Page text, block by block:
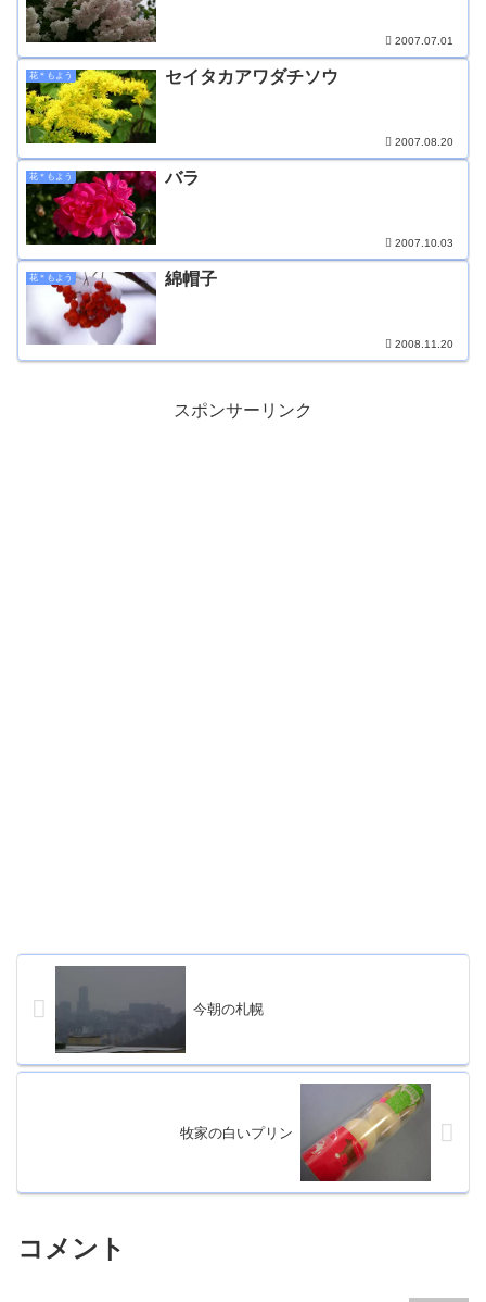
2007.07.01
花＊もよう セイタカアワダチソウ
2007.08.20
花＊もよう バラ
2007.10.03
花＊もよう 綿帽子
2008.11.20
スポンサーリンク
今朝の札幌
牧家の白いプリン
コメント